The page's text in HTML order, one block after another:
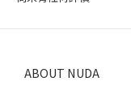
ABOUT NUDA